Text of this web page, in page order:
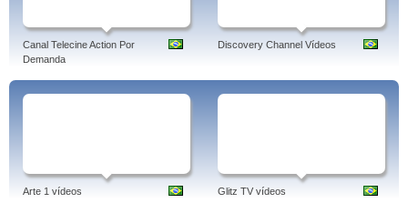
Canal Telecine Action Por
Demanda
Discovery Channel Vídeos
Arte 1 vídeos Glitz TV vídeos